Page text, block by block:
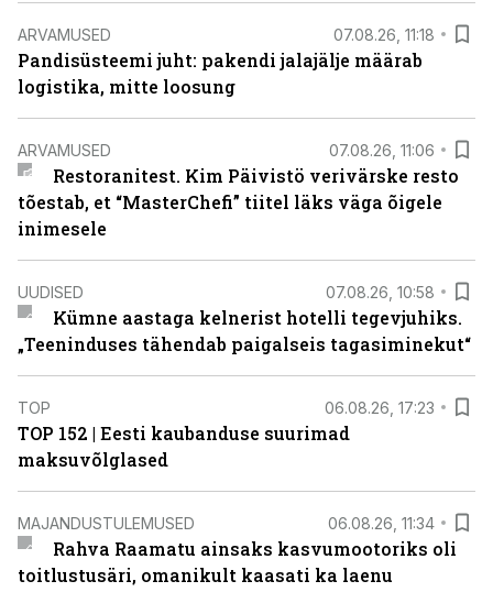
ARVAMUSED 07.08.26, 11:18
Pandisüsteemi juht: pakendi jalajälje määrab
logistika, mitte loosung
ARVAMUSED 07.08.26, 11:06
Restoranitest. Kim Päivistö verivärske resto
tõestab, et “MasterChefi” tiitel läks väga õigele
inimesele
UUDISED 07.08.26, 10:58
Kümne aastaga kelnerist hotelli tegevjuhiks.
„Teeninduses tähendab paigalseis tagasiminekut“
TOP 06.08.26, 17:23
TOP 152 | Eesti kaubanduse suurimad
maksuvõlglased
MAJANDUSTULEMUSED 06.08.26, 11:34
Rahva Raamatu ainsaks kasvumootoriks oli
toitlustusäri, omanikult kaasati ka laenu